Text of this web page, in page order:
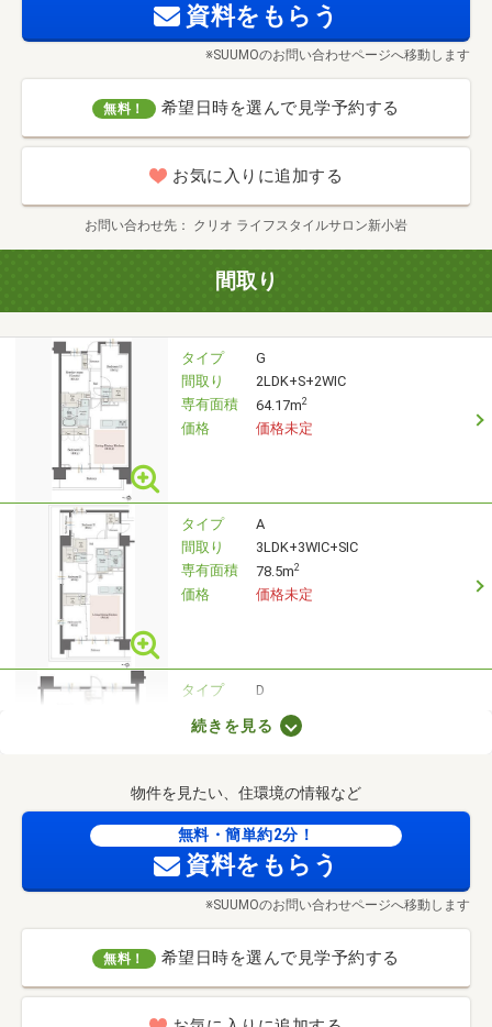
資料をもらう
※SUUMOのお問い合わせページへ移動します
無料！ 希望日時を選んで見学予約する
お気に入りに追加する
お問い合わせ先 クリオ ライフスタイルサロン新小岩
間取り
タイプ
G
間取り
2LDK+S+2WIC
専有面積
64.17m2
価格 価格未定
タイプ
A
間取り
3LDK+3WIC+SIC
専有面積
78.5m2
価格 価格未定
タイプ
D
3LDK+2WIC+WTC
専有面積
73.32m
タイプ
間取り
3LDK+3WIC
専有面積
70.01m 2
価格 価格未定
タイプ J2
続きを見る
物件を見たい、住環境の情報など
無料・簡単約2分！
資料をもらう
※SUUMOのお問い合わせページへ移動します
無料！ 希望日時を選んで見学予約する